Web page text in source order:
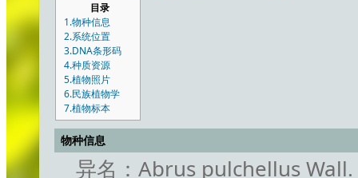
目录
1.物种信息
2.系统位置
3.DNA条形码
4.种质资源
5.植物照片
6.民族植物学
7.植物标本
物种信息
异名：Abrus pulchellus